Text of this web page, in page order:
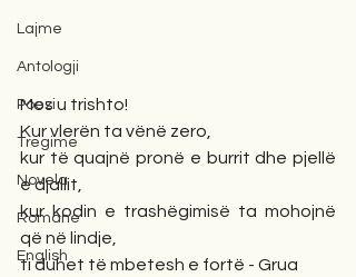
Lajme
Antologji
Poezi
Tregime
Novela
Romane
English
Mos u trishto!
Kur vlerën ta vënë zero,
kur të quajnë pronë e burrit dhe pjellë
e djallit,
kur kodin e trashëgimisë ta mohojnë
që në lindje,
ti duhet të mbetesh e fortë - Grua